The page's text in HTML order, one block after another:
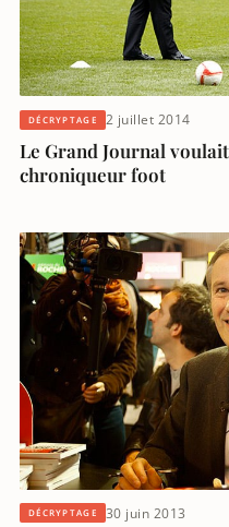
DÉCRYPTAGE 2 juillet 2014
Le Grand Journal
chroniqueur foot
DÉCRYPTAGE 30 juin 2013